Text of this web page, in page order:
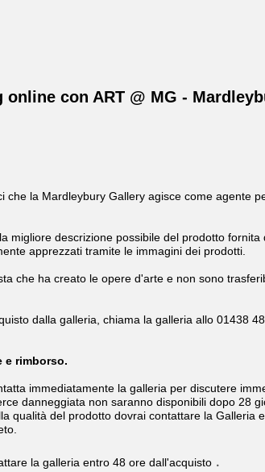
online con ART @ MG -
la Mardleybury Gallery agisce come agente
migliore descrizione possibile del prodotto
apprezzati tramite le immagini dei prodotti.
che ha creato le opere d'arte e non sono
dalla galleria, chiama la galleria allo 01438
e rimborso.
immediatamente la galleria per discutere
danneggiata non saranno disponibili dopo 28
qualità del prodotto dovrai contattare la Galleria
la galleria entro 48 ore dall'acquisto .